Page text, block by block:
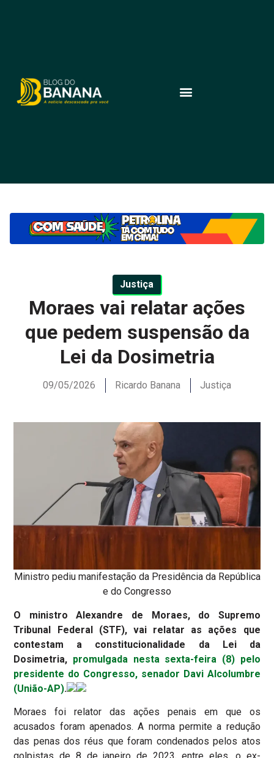
Justiça
Moraes vai relatar ações
que pedem suspensão da
Lei da Dosimetria
09/05/2026 Ricardo Banana Justiça
Ministro pediu manifestação da Presidência da República
e do Congresso
O ministro Alexandre de Moraes, do Supremo
Tribunal Federal (STF), vai relatar as ações que
contestam a constitucionalidade da Lei da
Dosimetria, promulgada nesta sexta-feira (8) pelo
presidente do Congresso, senador Davi Alcolumbre
(União-AP).
Moraes foi relator das ações penais em que os
acusados foram apenados. A norma permite a redução
das penas dos réus que foram condenados pelos atos